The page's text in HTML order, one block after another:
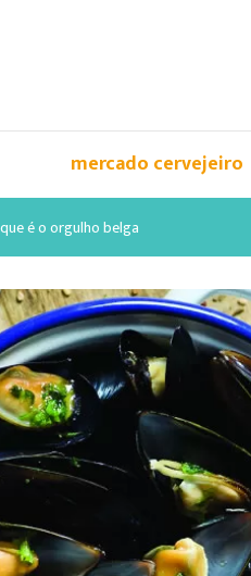
mercado cervejeiro
é o orgulho belga